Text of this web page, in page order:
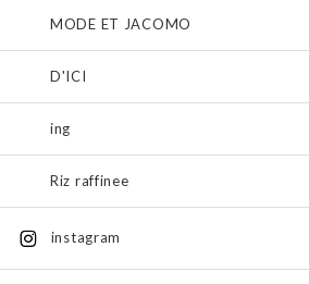
MODE ET JACOMO
D'ICI
ing
Riz raffinee
instagram